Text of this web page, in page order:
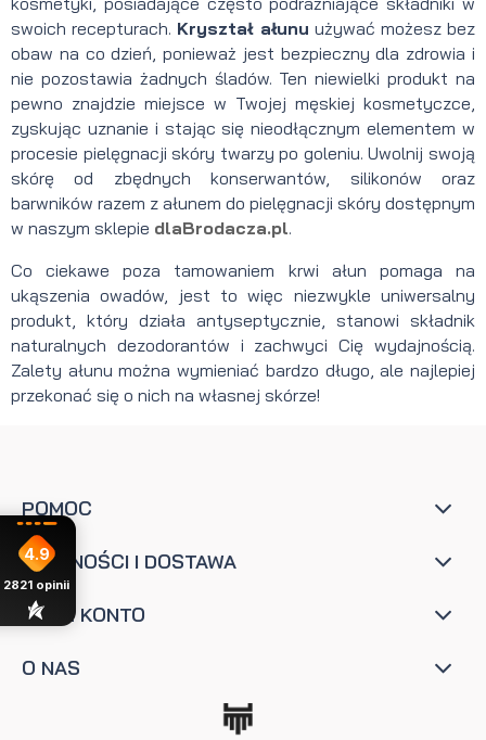
swoich recepturach. Kryształ ałunu używać możesz bez
obaw na co dzień, ponieważ jest bezpieczny dla zdrowia i
nie pozostawia żadnych śladów. Ten niewielki produkt na
pewno znajdzie miejsce w Twojej męskiej kosmetyczce,
zyskując uznanie i stając się nieodłącznym elementem w
procesie pielęgnacji skóry twarzy po goleniu. Uwolnij swoją
skórę od zbędnych konserwantów, silikonów oraz
barwników razem z ałunem do pielęgnacji skóry dostępnym
w naszym sklepie dlaBrodacza.pl.
Co ciekawe poza tamowaniem krwi ałun pomaga na
ukąszenia owadów, jest to więc niezwykle uniwersalny
produkt, który działa antyseptycznie, stanowi składnik
naturalnych dezodorantów i zachwyci Cię wydajnością.
Zalety ałunu można wymieniać bardzo długo, ale najlepiej
przekonać się o nich na własnej skórze!
POMOC
PŁATNOŚCI I DOSTAWA
MOJE KONTO
O NAS
4.9
2821 opinii